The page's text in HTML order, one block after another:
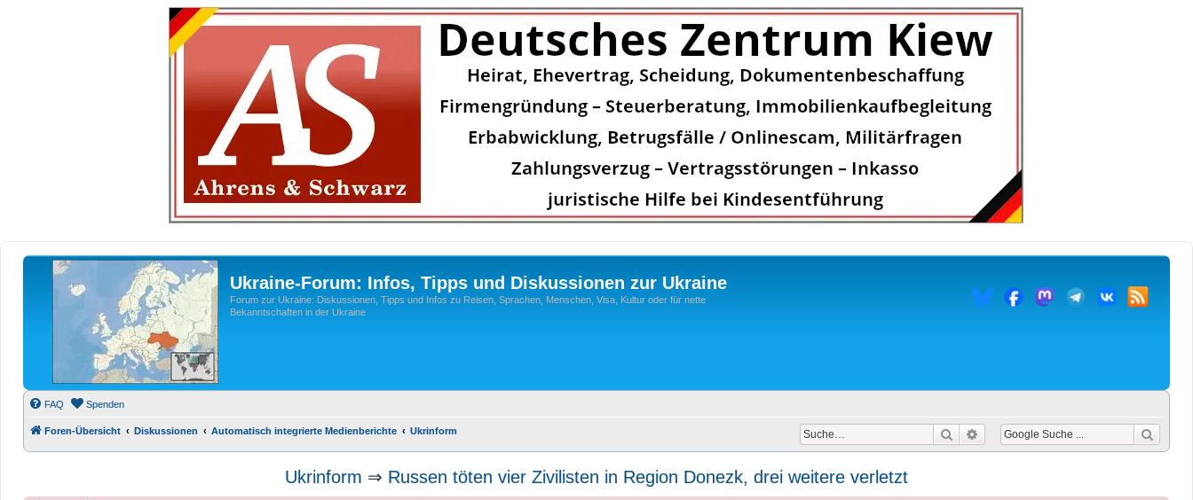
Ukraine-Forum: Infos, Tipps und Diskussionen zur Ukraine
Forum zur Ukraine: Diskussionen, Tipps und Infos zu Reisen, Sprachen, Menschen, Visa, Kultur oder für nette
Bekanntschaften in der Ukraine
FAQ Spenden
Foren-Übersicht Diskussionen Automatisch integrierte Medienberichte Ukrinform Suche Erweiterte Suche
Ukrinform ⇒ Russen töten vier Zivilisten in Region Donezk, drei weitere verletzt